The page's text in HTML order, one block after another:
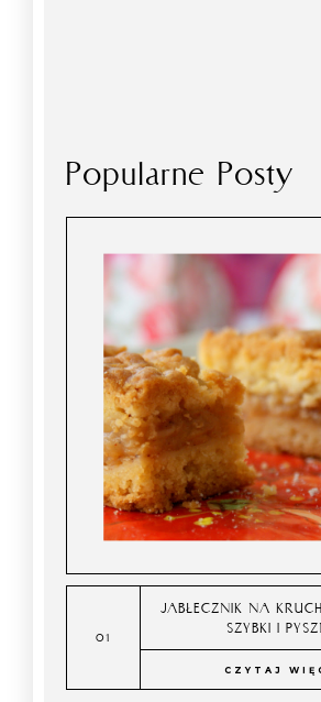
Popularne Posty
JABŁECZNIK NA
SZYBKI I
CZYTAJ